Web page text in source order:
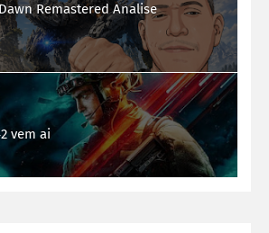
Remastered Analise
vem ai